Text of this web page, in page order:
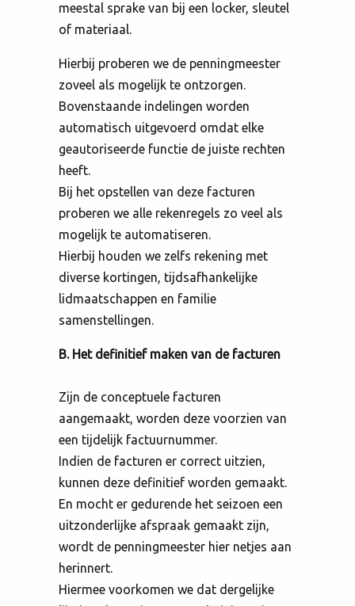
meestal sprake van bij een locker, sleutel
of materiaal.
Hierbij proberen we de penningmeester
zoveel als mogelijk te ontzorgen.
Bovenstaande indelingen worden
automatisch uitgevoerd omdat elke
geautoriseerde functie de juiste rechten
heeft.
Bij het opstellen van deze facturen
proberen we alle rekenregels zo veel als
mogelijk te automatiseren.
Hierbij houden we zelfs rekening met
diverse kortingen, tijdsafhankelijke
lidmaatschappen en familie
samenstellingen.
B. Het definitief maken van de facturen
Zijn de conceptuele facturen
aangemaakt, worden deze voorzien van
een tijdelijk factuurnummer.
Indien de facturen er correct uitzien,
kunnen deze definitief worden gemaakt.
En mocht er gedurende het seizoen een
uitzonderlijke afspraak gemaakt zijn,
wordt de penningmeester hier netjes aan
herinnert.
Hiermee voorkomen we dat dergelijke